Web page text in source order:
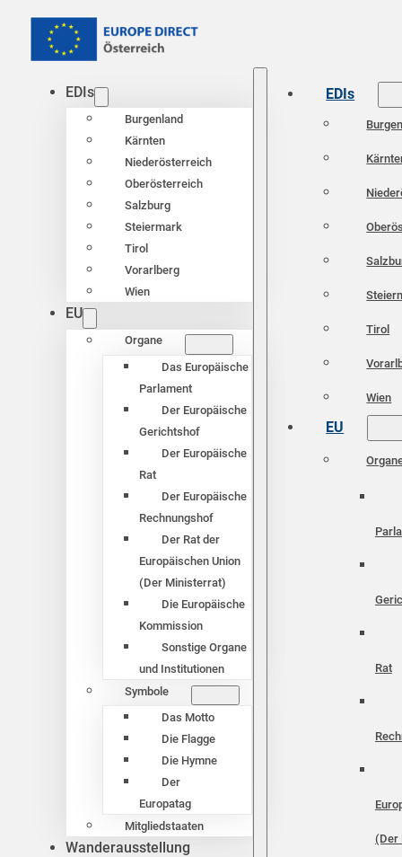
EDIs
Burgenland
Kärnten
Niederösterreich
Oberösterreich
Salzburg
Steiermark
Tirol
Vorarlberg
Wien
EU
Organe
Das Europäische
Parlament
Der Europäische
Gerichtshof
Der Europäische
Rat
Der Europäische
Rechnungshof
Der Rat der
Europäischen Union
(Der Ministerrat)
Die Europäische
Kommission
Sonstige Organe
und Institutionen
Symbole
Das Motto
Die Flagge
Die Hymne
Der
Europatag
Mitgliedstaaten
Wanderausstellung
EDIs
Tirol
Wien
EU
Rat
(Der